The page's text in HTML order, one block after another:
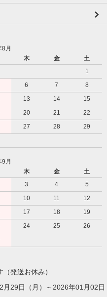
月
木 金
土
1
6 7
8
13 14
15
20 21
22
27 28
29
月
木 金
土
3 4
5
10 11
12
17 18
19
24 25
26
発送お休み）
29日（月）～2026年01月02日